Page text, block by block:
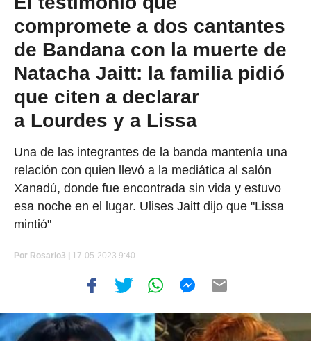
compromete a dos cantantes
de Bandana con la muerte de
Natacha Jaitt: la familia pidió
que citen a declarar
a Lourdes y a Lissa
Una de las integrantes de la banda mantenía una
relación con quien llevó a la mediática al salón
Xanadú, donde fue encontrada sin vida y estuvo
esa noche en el lugar. Ulises Jaitt dijo que "Lissa
mintió"
Por Rosario3 | 17-05-2023 9:40